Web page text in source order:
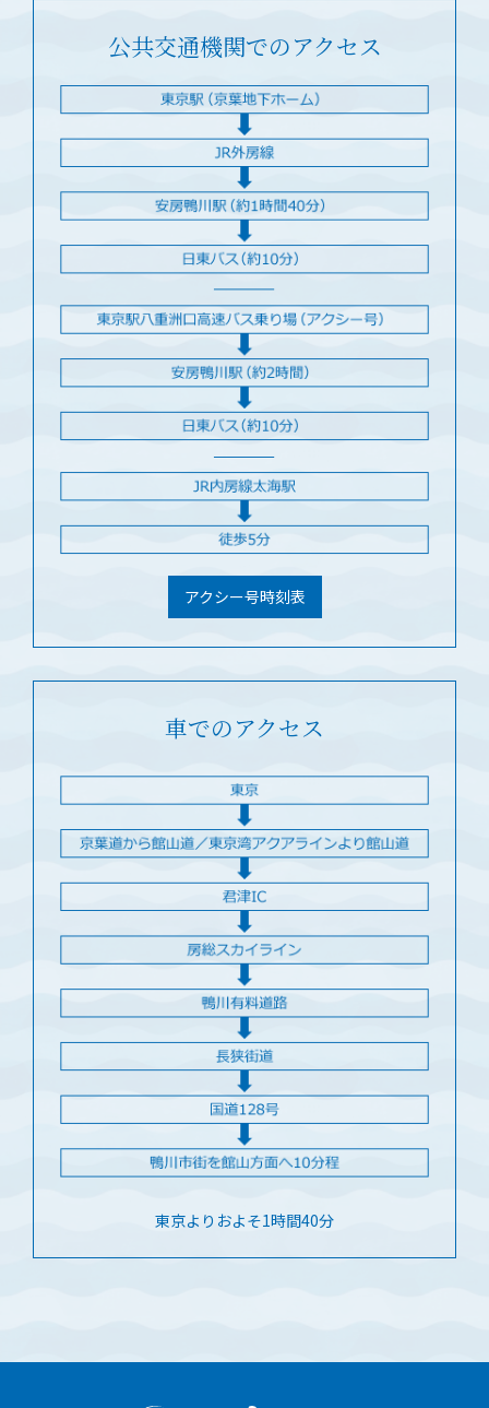
公共交通機関でのアクセス
アクシー号時刻表
車でのアクセス
東京よりおよそ1時間40分